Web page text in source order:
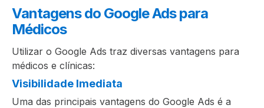
Vantagens do Google Ads para
Médicos
Utilizar o Google Ads traz diversas vantagens para
médicos e clínicas:
Visibilidade Imediata
Uma das principais vantagens do Google Ads é a